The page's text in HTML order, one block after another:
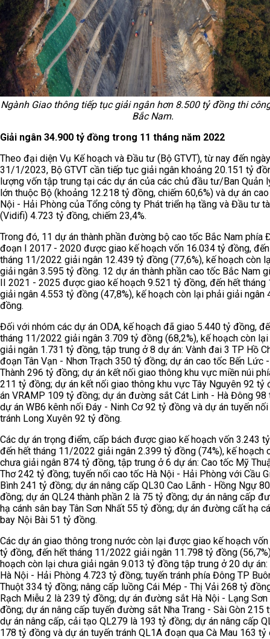
Ngành Giao thông tiếp tục giải ngân hơn 8.500 tỷ đồng thi
Bắc Nam.
Giải ngân 34.900 tỷ đồng trong 11 tháng năm 2022
Theo đại diện Vụ Kế hoạch và Đầu tư (Bộ GTVT), từ nay đến ngày
31/1/2023, Bộ GTVT cần tiếp tục giải ngân khoảng 20.151 tỷ
lượng vốn tập trung tại các dự án của các chủ đầu tư/Ban Quản
lớn thuộc Bộ (khoảng 12.218 tỷ đồng, chiếm 60,6%) và dự án
Nội - Hải Phòng của Tổng công ty Phát triển hạ tầng và Đầu tư
(Vidifi) 4.723 tỷ đồng, chiếm 23,4%.
Trong đó, 11 dự án thành phần đường bộ cao tốc Bắc Nam phía
đoạn I 2017 - 2020 được giao kế hoạch vốn 16.034 tỷ đồng,
tháng 11/2022 giải ngân 12.439 tỷ đồng (77,6%), kế hoạch còn
giải ngân 3.595 tỷ đồng. 12 dự án thành phần cao tốc Bắc Nam
II 2021 - 2025 được giao kế hoạch 9.521 tỷ đồng, đến hết
giải ngân 4.553 tỷ đồng (47,8%), kế hoạch còn lại phải giải ngân
đồng.
Đối với nhóm các dự án ODA, kế hoạch đã giao 5.440 tỷ đồng,
tháng 11/2022 giải ngân 3.709 tỷ đồng (68,2%), kế hoạch còn
giải ngân 1.731 tỷ đồng, tập trung ở 8 dự án: Vành đai 3 TP Hồ
đoạn Tân Vạn - Nhơn Trạch 350 tỷ đồng; dự án cao tốc Bến Lức
Thành 296 tỷ đồng; dự án kết nối giao thông khu vực miền núi
211 tỷ đồng; dự án kết nối giao thông khu vực Tây Nguyên 92 tỷ
án VRAMP 109 tỷ đồng; dự án đường sắt Cát Linh - Hà Đông 98
dự án WB6 kênh nối Đáy - Ninh Cơ 92 tỷ đồng và dự án tuyến
tránh Long Xuyên 92 tỷ đồng.
Các dự án trọng điểm, cấp bách được giao kế hoạch vốn 3.243
đến hết tháng 11/2022 giải ngân 2.399 tỷ đồng (74%), kế hoạch
chưa giải ngân 874 tỷ đồng, tập trung ở 6 dự án: Cao tốc Mỹ
Thơ 242 tỷ đồng; tuyến nối cao tốc Hà Nội - Hải Phòng với Cầu
Bình 241 tỷ đồng; dự án nâng cấp QL30 Cao Lãnh - Hồng Ngự
đồng; dự án QL24 thành phần 2 là 75 tỷ đồng; dự án nâng cấp
hạ cánh sân bay Tân Sơn Nhất 55 tỷ đồng; dự án đường cất hạ
bay Nội Bài 51 tỷ đồng.
Các dự án giao thông trong nước còn lại được giao kế hoạch
tỷ đồng, đến hết tháng 11/2022 giải ngân 11.798 tỷ đồng
hoạch còn lại chưa giải ngân 9.013 tỷ đồng tập trung ở 20 dự án:
Hà Nội - Hải Phòng 4.723 tỷ đồng; tuyến tránh phía Đông TP
Thuột 334 tỷ đồng; nâng cấp luồng Cái Mép - Thị Vải 268 tỷ
Rạch Miễu 2 là 239 tỷ đồng; dự án đường sắt Hà Nội - Lạng
đồng; dự án nâng cấp tuyến đường sắt Nha Trang - Sài Gòn 215
dự án nâng cấp, cải tạo QL279 là 193 tỷ đồng; dự án nâng cấp
178 tỷ đồng và dự án tuyến tránh QL1A đoạn qua Cà Mau 163 tỷ